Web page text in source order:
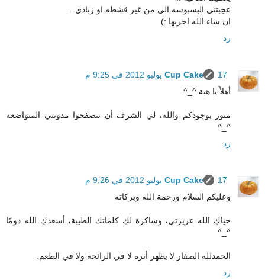
عجبتني البسبوسه الي من غير قشطه او زبادي ..
ان شاء الله اجربها :)
رد
Cup Cake
17 يوليو 2012 في 9:25 م
أهلاً يا هبة ^_^
منور بوجودكم والله، لي الشرف أن تتصفحوا مدونتي المتواضعة
^_^
رد
Cup Cake
17 يوليو 2012 في 9:26 م
وعليكم السلام ورحمة الله وبركاته
حياكِ الله عزيزتي، وشاكرة لكِ كلماتك الطيبة، أسعدكِ الله دومًا
^_^
الحمدلله الصفار لا يظهر أثره لا في الرائحة ولا في الطعم.
رد